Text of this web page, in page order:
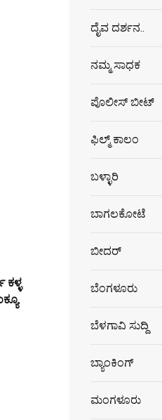
ಕಳ್ಳ
ದೈವ ದರ್ಶನ..
ನಮ್ಮ ಸಾಧಕ
ಪೊಲೀಸ್ ಬೀಟ್
ಫಿಲ್ಮ್ ಕಾಲಂ
ಬಳ್ಳಾರಿ
ಬಾಗಲಕೋಟೆ
ಬೀದರ್
ಬೆಂಗಳೂರು
ಬೆಳಗಾವಿ ಸುದ್ದಿ
ಬ್ಯಾಂಕಿಂಗ್
ಮಂಗಳೂರು